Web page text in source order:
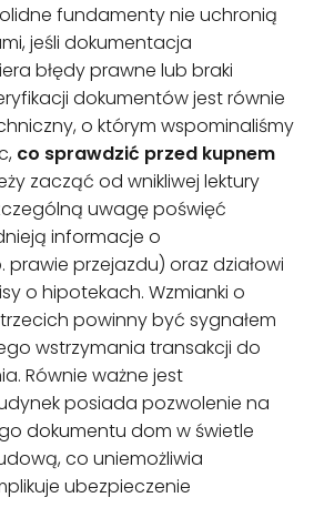
fundamenty nie uchronią
jeśli dokumentacja
błędy prawne lub braki
dokumentów jest równie
o którym wspominaliśmy
co sprawdzić przed kupnem
zacząć od wnikliwej lektury
uwagę poświęć
informacje o
prawie przejazdu) oraz działowi
o hipotekach. Wzmianki o
powinny być sygnałem
wstrzymania transakcji do
Równie ważne jest
posiada pozwolenie na
dokumentu dom w świetle
co uniemożliwia
ubezpieczenie